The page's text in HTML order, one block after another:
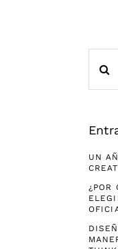
UN
¿POR